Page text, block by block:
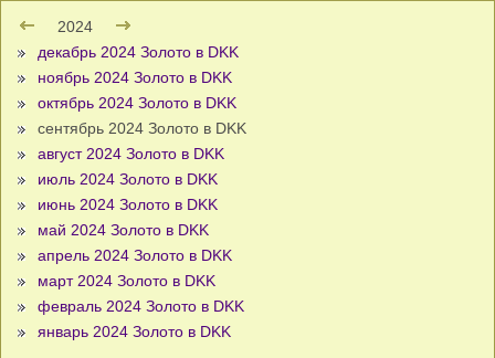
2024
декабрь 2024 Золото в DKK
ноябрь 2024 Золото в DKK
октябрь 2024 Золото в DKK
сентябрь 2024 Золото в DKK
август 2024 Золото в DKK
июль 2024 Золото в DKK
июнь 2024 Золото в DKK
май 2024 Золото в DKK
апрель 2024 Золото в DKK
март 2024 Золото в DKK
февраль 2024 Золото в DKK
январь 2024 Золото в DKK